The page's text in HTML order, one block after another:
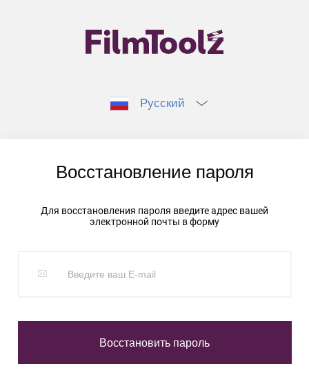
Русский
Восстановление пароля
Для восстановления пароля введите адрес вашей
электронной почты в форму